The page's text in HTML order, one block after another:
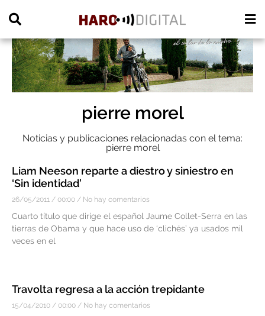
pierre morel
Noticias y publicaciones relacionadas con el tema:
pierre morel
Liam Neeson reparte a diestro y siniestro en
‘Sin identidad’
26/05/2011 00:00 No hay comentarios
Cuarto título que dirige el español Jaume Collet-Serra en las
tierras de Obama y que hace uso de ‘clichés’ ya usados mil
veces en el
Travolta regresa a la acción trepidante
15/04/2010 00:00 No hay comentarios